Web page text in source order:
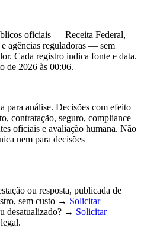
oficiais — Receita Federal,
agências reguladoras — sem
Cada registro indica fonte e data.
de 2026 às 00:06.
para análise. Decisões com efeito
contratação, seguro, compliance
oficiais e avaliação humana. Não
nem para decisões
ou resposta, publicada de
sem custo → Solicitar
desatualizado? → Solicitar